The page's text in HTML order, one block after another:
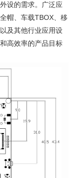
设的需求。广泛应
帽、车载TBOX、移
及其他行业应用设
高效率的产品目标